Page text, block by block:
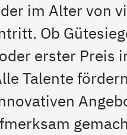
im Alter von
Ob
erster Preis
Talente